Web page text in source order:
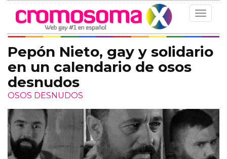
Toggle
Pepón Nieto, gay y solidario
en un calendario de osos
desnudos
OSOS DESNUDOS